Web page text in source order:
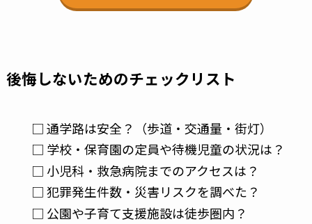
後悔しないためのチェックリスト
□ 通学路は安全？（歩道・交通量・街灯）
□ 学校・保育園の定員や待機児童の状況は？
□ 小児科・救急病院までのアクセスは？
□ 犯罪発生件数・災害リスクを調べた？
□ 公園や子育て支援施設は徒歩圏内？